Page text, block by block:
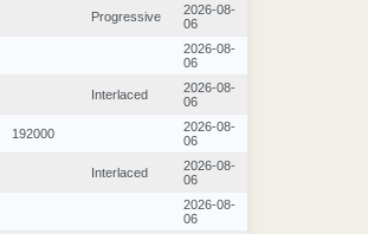
Progressive
2026-08-
06
2026-08-
06
Interlaced
2026-08-
06
192000
2026-08-
06
Interlaced
2026-08-
06
2026-08-
06